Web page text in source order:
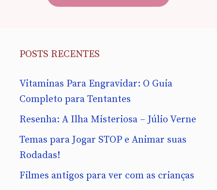
POSTS RECENTES
Vitaminas Para Engravidar: O Guia
Completo para Tentantes
Resenha: A Ilha Misteriosa – Júlio Verne
Temas para Jogar STOP e Animar suas
Rodadas!
Filmes antigos para ver com as crianças